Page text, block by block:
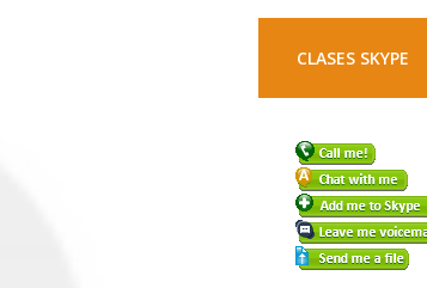
CLASES SKYPE